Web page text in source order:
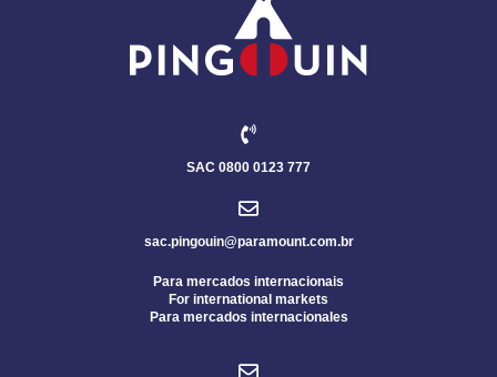
SAC 0800 0123 777
sac.pingouin@paramount.com.br
Para mercados internacionais
For international markets
Para mercados internacionales